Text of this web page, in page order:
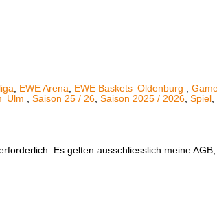
EWE Arena EWE Baskets Oldenburg
Ulm Saison 25 / 26, Saison 2025 / 2026, Spiel,
Es gelten ausschliesslich meine